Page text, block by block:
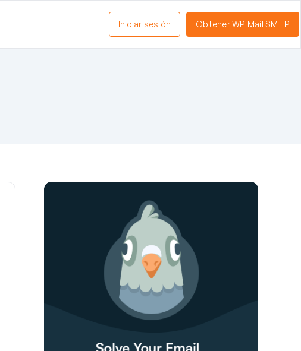
Iniciar sesión Obtener WP Mail SMTP